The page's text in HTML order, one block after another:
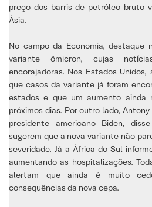
preço dos barris de petróleo bruto
Ásia.
No campo da Economia, destaque
variante ômicron, cujas
encorajadoras. Nos Estados
que casos da variante já foram
estados e que um aumento ainda
próximos dias. Por outro lado,
presidente americano Biden,
sugerem que a nova variante não
severidade. Já a África do Sul
aumentando as hospitalizações.
alertam que ainda é muito
consequências da nova cepa.